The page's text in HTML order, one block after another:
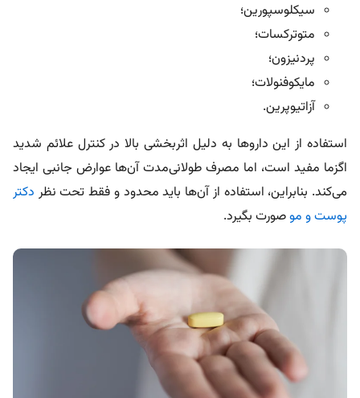
سیکلوسپورین؛
متوترکسات؛
پردنیزون؛
مایکوفنولات؛
آزاتیوپرین.
استفاده از این داروها به دلیل اثربخشی بالا در کنترل علائم شدید
اگزما مفید است، اما مصرف طولانی‌مدت آن‌ها عوارض جانبی ایجاد
می‌کند. بنابراین، استفاده از آن‌ها باید محدود و فقط تحت نظر دکتر
پوست و موصورت بگیرد.